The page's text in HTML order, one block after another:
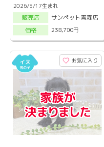
2026/5/17生まれ
販売店
サンペット青森店
価格
238,700円
お気に入り